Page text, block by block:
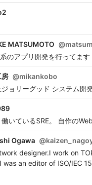
MATSUMOTO @
のアプリ開発を行ってま
房 @mikankobo
ョリーグッド システム開
いているSRE。 自作の
Ogawa @
designer.I work on
was an editor of ISO/IEC